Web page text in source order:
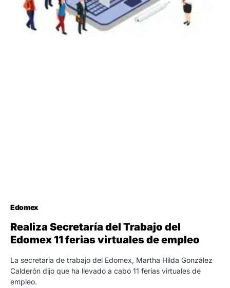
Edomex
Realiza Secretaría del Trabajo del
Edomex 11 ferias virtuales de empleo
La secretaria de trabajo del Edomex, Martha Hilda González
Calderón dijo que ha llevado a cabo 11 ferias virtuales de
empleo.